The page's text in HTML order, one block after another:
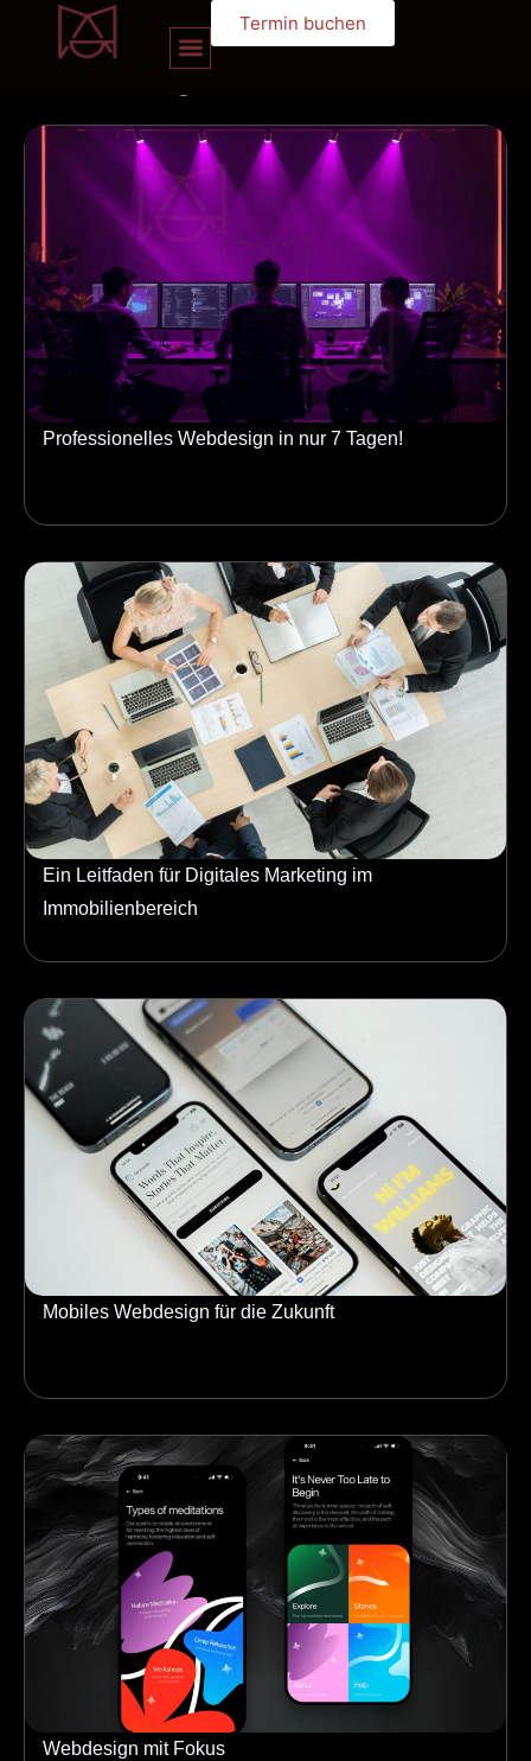
Termin buchen
Professionelles Webdesign in nur 7 Tagen!
Ein Leitfaden für Digitales Marketing im
Immobilienbereich
Mobiles Webdesign für die Zukunft
Webdesign mit Fokus